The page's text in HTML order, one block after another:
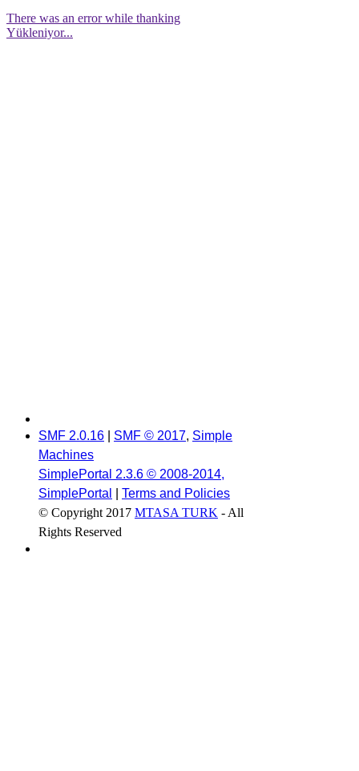
There was an error while thanking
Yükleniyor...
SMF 2.0.16 SMF © 2017, Simple
Machines
SimplePortal 2.3.6 © 2008-2014,
SimplePortal
Terms and Policies
© Copyright 2017 MTASA TURK - All
Rights Reserved